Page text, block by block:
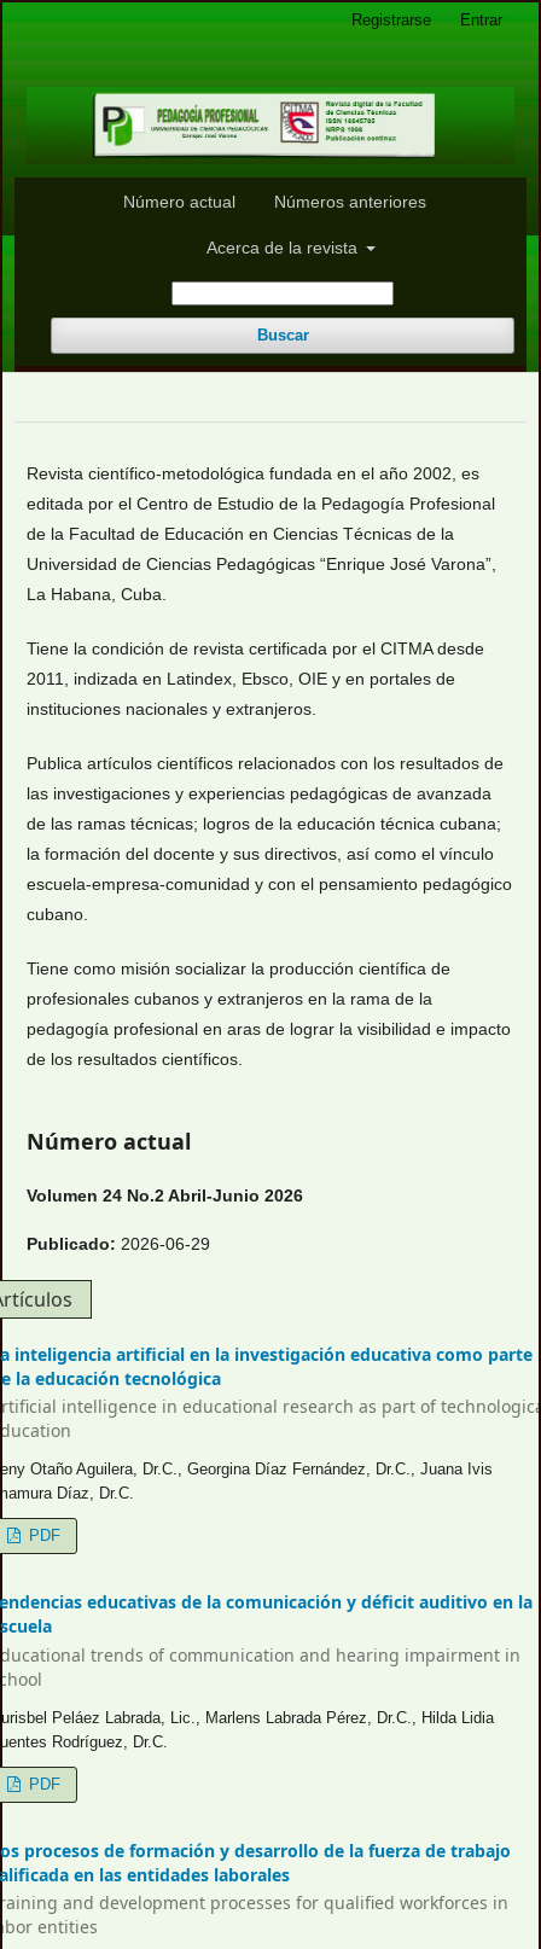
Número actual Números anteriores
Acerca de la revista
Buscar
Registrarse Entrar
Revista científico-metodológica fundada en el año 2002, es
editada por el Centro de Estudio de la Pedagogía Profesional
de la Facultad de Educación en Ciencias Técnicas de la
Universidad de Ciencias Pedagógicas “Enrique José Varona”,
La Habana, Cuba.
Tiene la condición de revista certificada por el CITMA desde
2011, indizada en Latindex, Ebsco, OIE y en portales de
instituciones nacionales y extranjeros.
Publica artículos científicos relacionados con los resultados de
las investigaciones y experiencias pedagógicas de avanzada
de las ramas técnicas; logros de la educación técnica cubana;
la formación del docente y sus directivos, así como el vínculo
escuela-empresa-comunidad y con el pensamiento pedagógico
cubano.
Tiene como misión socializar la producción científica de
profesionales cubanos y extranjeros en la rama de la
pedagogía profesional en aras de lograr la visibilidad e impacto
de los resultados científicos.
Número actual
Volumen 24 No.2 Abril-Junio 2026
Publicado: 2026-06-29
inteligencia artificial en la investigación educativa como parte
la educación tecnológica
intelligence in educational research as part of
Otaño Aguilera, Dr.C., Georgina Díaz Fernández, Dr.C., Juana Ivis
Díaz, Dr.C.
PDF
educativas de la comunicación y déficit auditivo en la
trends of communication and hearing impairment in
Peláez Labrada, Lic., Marlens Labrada Pérez, Dr.C., Hilda Lidia
Rodríguez, Dr.C.
PDF
procesos de formación y desarrollo de la fuerza de trabajo
en las entidades laborales
and development processes for qualified workforces in
entities